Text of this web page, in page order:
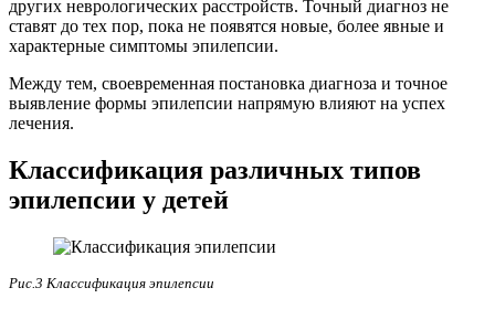
других неврологических расстройств. Точный диагноз не
ставят до тех пор, пока не появятся новые, более явные и
характерные симптомы эпилепсии.
Между тем, своевременная постановка диагноза и точное
выявление формы эпилепсии напрямую влияют на успех
лечения.
Классификация различных типов
эпилепсии у детей
Рис.3 Классификация эпилепсии